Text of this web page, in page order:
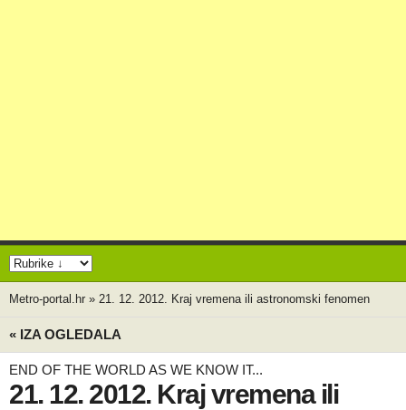
Metro-portal.hr » 21. 12. 2012. Kraj vremena ili astronomski fenomen
« IZA OGLEDALA
END OF THE WORLD AS WE KNOW IT...
21. 12. 2012. Kraj vremena ili